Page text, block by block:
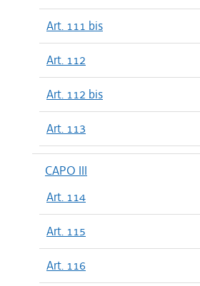
Art. 111 bis
Art. 112
Art. 112 bis
Art. 113
CAPO III
Art. 114
Art. 115
Art. 116